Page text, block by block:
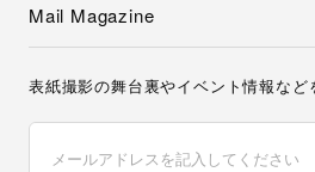
Mail Magazine
表紙撮影の舞台裏やイベント情報など